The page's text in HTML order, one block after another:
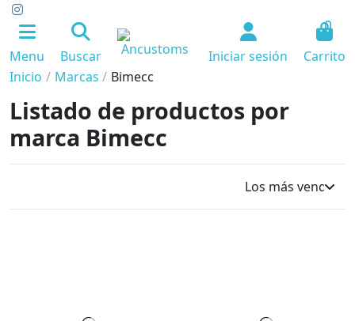
Menu Buscar Iniciar sesión
0
Carrito
Inicio
Marcas Bimecc
Listado de productos por
marca Bimecc
Los más vendidos